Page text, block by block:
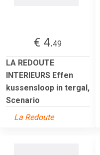
€ 4.49
LA REDOUTE
INTERIEURS Effen
kussensloop in tergal,
Scenario
La Redoute